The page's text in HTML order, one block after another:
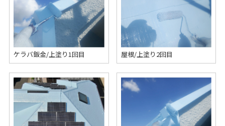
ケラバ鈑金/上塗り1回目 屋根/上塗り2回目